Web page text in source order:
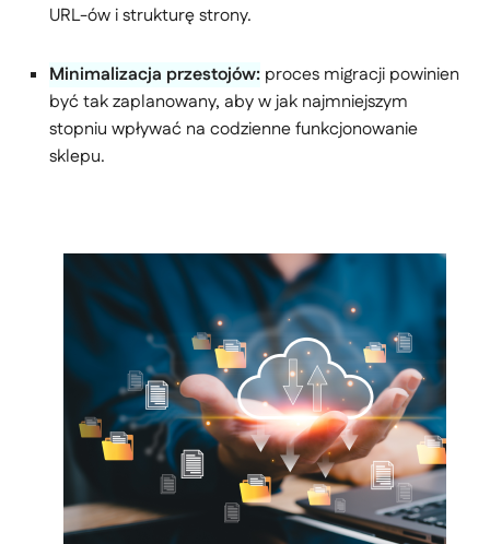
URL-ów i strukturę strony.
Minimalizacja przestojów: proces migracji powinien
być tak zaplanowany, aby w jak najmniejszym
stopniu wpływać na codzienne funkcjonowanie
sklepu.